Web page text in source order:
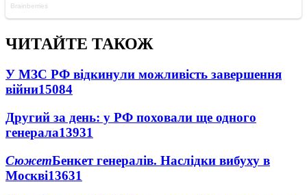
ЧИТАЙТЕ ТАКОЖ
У МЗС РФ відкинули можливість завершення
війни15084
Другий за день: у РФ поховали ще одного
генерала13931
СюжетБенкет генералів. Наслідки вибуху в
Москві13631